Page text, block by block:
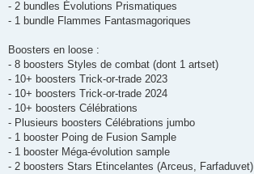
- 2 bundles Évolutions Prismatiques
- 1 bundle Flammes Fantasmagoriques
Boosters en loose :
- 8 boosters Styles de combat (dont 1 artset)
- 10+ boosters Trick-or-trade 2023
- 10+ boosters Trick-or-trade 2024
- 10+ boosters Célébrations
- Plusieurs boosters Célébrations jumbo
- 1 booster Poing de Fusion Sample
- 1 booster Méga-évolution sample
- 2 boosters Stars Etincelantes (Arceus, Farfaduvet)